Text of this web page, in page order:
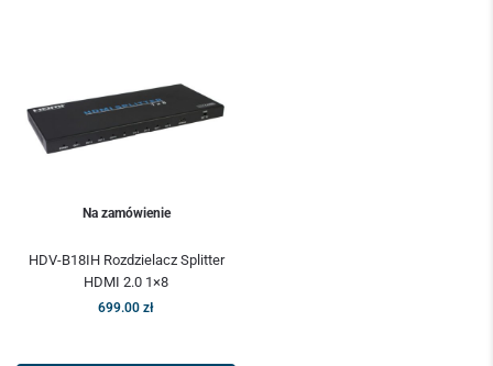
Na zamówienie
HDV-B18IH Rozdzielacz Splitter
HDMI 2.0 1×8
699.00 zł